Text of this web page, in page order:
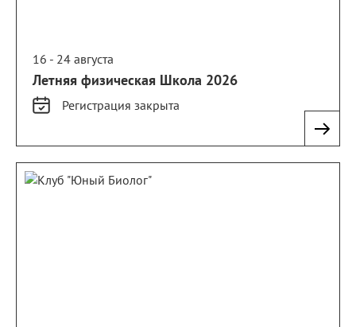
16 - 24 августа
Летняя физическая Школа 2026
Регистрация закрыта